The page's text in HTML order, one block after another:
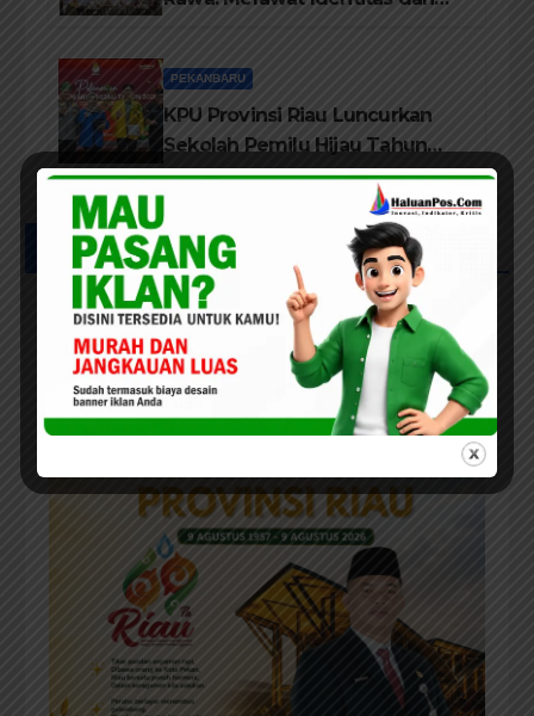
PEKANBARU
KPU Provinsi Riau Luncurkan
Sekolah Pemilu Hijau Tahun
2026, Perkuat Pendidikan
Lingkungan
UCAPAN IKLAN HUT RIAU KE-69